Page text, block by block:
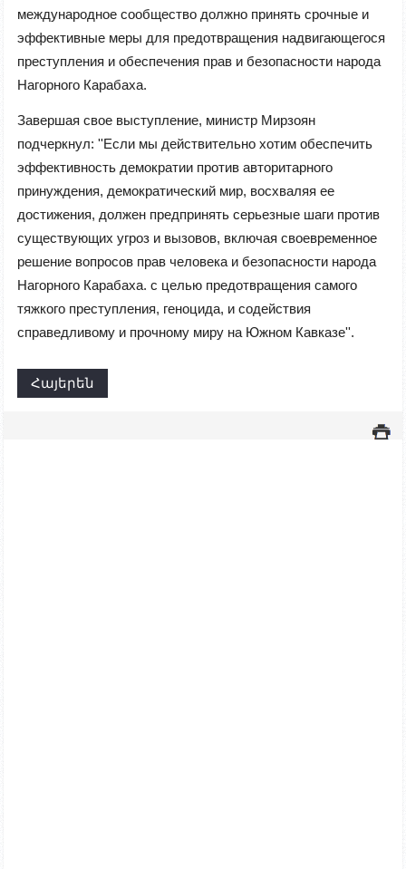
международное сообщество должно принять срочные и
эффективные меры для предотвращения надвигающегося
преступления и обеспечения прав и безопасности народа
Нагорного Карабаха.
Завершая свое выступление, министр Мирзоян
подчеркнул: ''Если мы действительно хотим обеспечить
эффективность демократии против авторитарного
принуждения, демократический мир, восхваляя ее
достижения, должен предпринять серьезные шаги против
существующих угроз и вызовов, включая своевременное
решение вопросов прав человека и безопасности народа
Нагорного Карабаха. с целью предотвращения самого
тяжкого преступления, геноцида, и содействия
справедливому и прочному миру на Южном Кавказе''.
Հայերեն